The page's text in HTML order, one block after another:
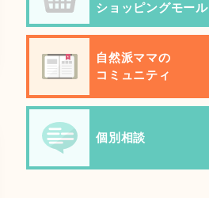
ショッピングモール
自然派ママの
コミュニティ
個別相談